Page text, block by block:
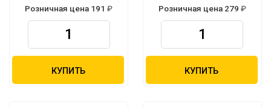
Розничная цена 191
КУПИТЬ
Розничная цена 279
КУПИТЬ